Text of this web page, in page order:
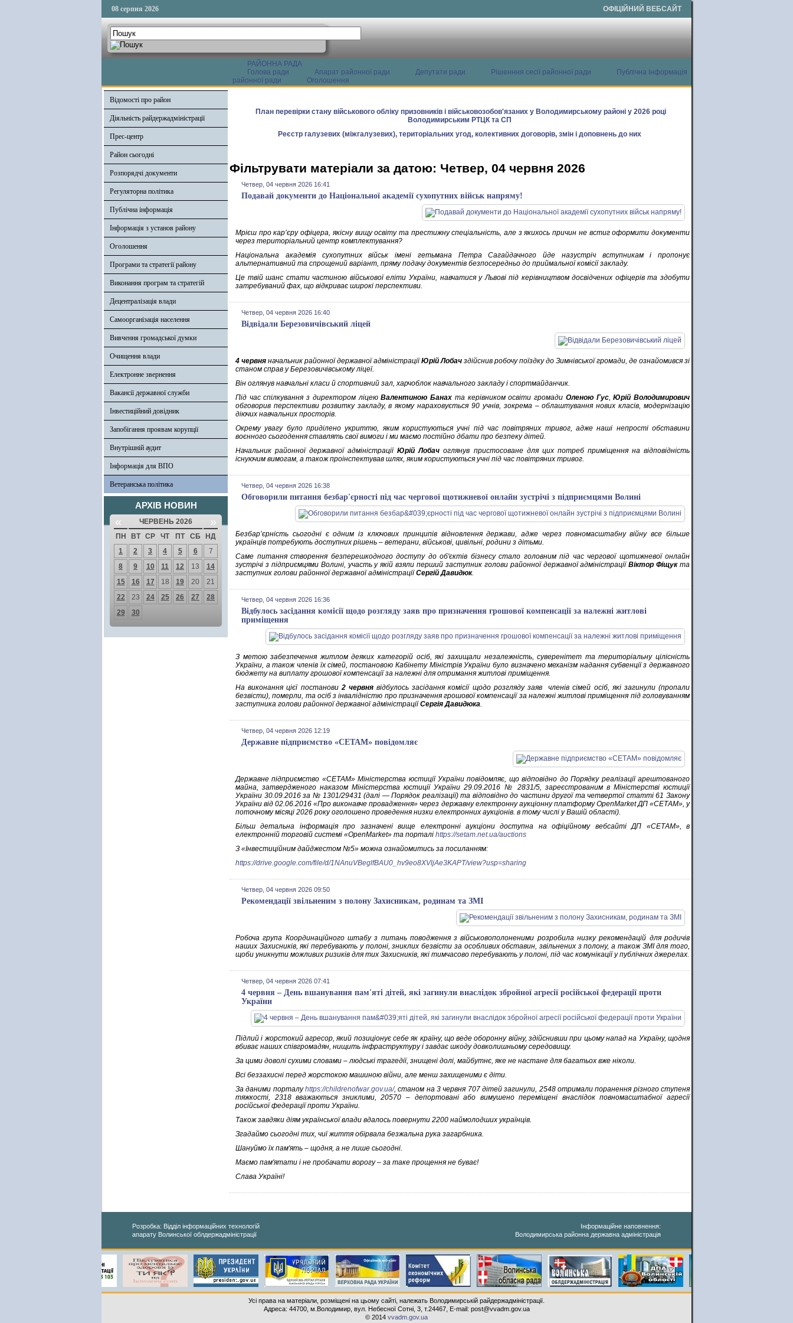
08 серпня 2026 ОФІЦІЙНИЙ ВЕБСАЙТ
РАЙОННА РАДА
Голова ради
Апарат районної ради Депутати ради Рішенння сесії районної ради
Публічна інформація
районної ради
Оголошення
Відомості про район
Діяльність райдержадміністрації
Прес-центр
Район сьогодні
Розпорядчі документи
Регуляторна політика
Публічна інформація
Інформація з установ району
Оголошення
Програми та стратегії району
Виконання програм та стратегій
Децентралізація влади
Самоорганізація населення
Вивчення громадської думки
Очищення влади
Електронне звернення
Вакансії державної служби
Інвестиційний довідник
Запобігання проявам корупції
Внутрішній аудит
Інформація для ВПО
Ветеранська політика
АРХІВ НОВИН
« ЧЕРВЕНЬ 2026 »
ПН ВТ СР ЧТ ПТ СБ
НД
1
2 3 4 5 6
7
8
9 10 11 12 13
14
15
16 17 18 19 20
21
22
23 24 25 26 27
28
29
30
План перевірки стану військового обліку призовників і військовозобов'язаних у Володимирському районі у 2026 році
Володимирським РТЦК та СП
Реєстр галузевих (міжгалузевих), територіальних угод, колективних договорів, змін і доповнень до них
Фільтрувати матеріали за датою: Четвер, 04 червня 2026
Четвер, 04 червня 2026 16:41
Подавай документи до Національної академії сухопутних військ напряму!
Мрієш про кар’єру офіцера, якісну вищу освіту та престижну спеціальність, але з якихось причин не встиг оформити документи
через територіальний центр комплектування?
Національна академія сухопутних військ імені гетьмана Петра Сагайдачного йде назустріч вступникам і пропонує
альтернативний та спрощений варіант, пряму подачу документів безпосередньо до приймальної комісії закладу.
Це твій шанс стати частиною військової еліти України, навчатися у Львові під керівництвом досвідчених офіцерів та здобути
затребуваний фах, що відкриває широкі перспективи.
Четвер, 04 червня 2026 16:40
Відвідали Березовичівський ліцей
4 червня начальник районної державної адміністраціїЮрій Лобач здійснив робочу поїздку до Зимнівської громади, де ознайомився зі
станом справ у Березовичівському ліцеї.
Він оглянув навчальні класи й спортивний зал, харчоблок навчального закладу і спортмайданчик.
Під час спілкування з директором ліцеюВалентиною Банах та керівником освіти громади Оленою Гус,Юрій Володимирович
обговорив перспективи розвитку закладу, в якому нараховується 90 учнів, зокрема – облаштування нових класів, модернізацію
діючих навчальних просторів.
Окрему увагу було приділено укриттю, яким користуються учні під час повітряних тривог, адже наші непрості обставини
воєнного сьогодення ставлять свої вимоги і ми маємо постійно дбати про безпеку дітей.
Начальник районної державної адміністраціїЮрій Лобач оглянув пристосоване для цих потреб приміщення на відповідність
існуючим вимогам, а також проінспектував шлях, яким користуються учні під час повітряних тривог.
Четвер, 04 червня 2026 16:38
Обговорили питання безбар'єрності під час чергової щотижневої онлайн зустрічі з підприємцями Волині
Безбар’єрність сьогодні є одним із ключових принципів відновлення держави, адже через повномасштабну війну все більше
українців потребують доступних рішень – ветерани, військові, цивільні, родини з дітьми.
Саме питання створення безперешкодного доступу до об'єктів бізнесу стало головним під час чергової щотижневої онлайн
зустрічі з підприємцями Волині, участь у якій взяли перший заступник голови районної державної адміністраціїВіктор Фіщукта
заступник голови районної державної адміністраціїСергій Давидюк.
Четвер, 04 червня 2026 16:36
Відбулось засідання комісії щодо розгляду заяв про призначення грошової компенсації за належні житлові
приміщення
З метою забезпечення житлом деяких категорій осіб, які захищали незалежність, суверенітет та територіальну цілісність
України, а також членів їх сімей, постановою Кабінету Міністрів України було визначено механізм надання субвенції з державного
бюджету на виплату грошової компенсації за належні для отримання житлові приміщення.
На виконання цієї постанови2 червнявідбулось засідання комісії щодо розгляду заяв членів сімей осіб, які загинули (пропали
безвісти), померли, та осіб з інвалідністю про призначення грошової компенсації за належні житлові приміщення під головуванням
заступника голови районної державної адміністраціїСергія Давидюка.
Четвер, 04 червня 2026 12:19
Державне підприємство «СЕТАМ» повідомляє
Державне підприємство «СЕТАМ» Міністерства юстиції України повідомляє, що відповідно до Порядку реалізації арештованого
майна, затвердженого наказом Міністерства юстиції України 29.09.2016 № 2831/5, зареєстрованим в Міністерстві юстиції
України 30.09.2016 за № 1301/29431 (далі — Порядок реалізації) та відповідно до частини другої та четвертої статті 61 Закону
України від 02.06.2016 «Про виконавче провадження» через державну електронну аукціонну платформу OpenMarket ДП «СЕТАМ», у
поточному місяці 2026 року оголошено проведення низки електронних аукціонів. в тому числі у Вашій області).
Більш детальна інформація про зазначені вище електронні аукціони доступна на офіційному вебсайті ДП «СЕТАМ», в
електронній торговій системі «OpenMarket» та порталі https://setam.net.ua/auctions
З «Інвестиційним дайджестом №5» можна ознайомитись за посиланням:
https://drive.google.com/file/d/1NAnuVBeglfBAU0_hv9eo8XVljAe3KAPT/view?usp=sharing
Четвер, 04 червня 2026 09:50
Рекомендації звільненим з полону Захисникам, родинам та ЗМІ
Робоча група Координаційного штабу з питань поводження з військовополоненими розробила низку рекомендацій для родичів
наших Захисників, які перебувають у полоні, зниклих безвісти за особливих обставин, звільнених з полону, а також ЗМІ для того,
щоби уникнути можливих ризиків для тих Захисників, які тимчасово перебувають у полоні, під час комунікації у публічних джерелах.
Четвер, 04 червня 2026 07:41
4 червня – День вшанування пам'яті дітей, які загинули внаслідок збройної агресії російської федерації проти
України
Підлий і жорстокий агресор, який позиціонує себе як країну, що веде оборонну війну, здійснивши при цьому напад на Україну, щодня
вбиває наших співгромадян, нищить інфраструктуру і завдає шкоду довколишньому середовищу.
За цими доволі сухими словами – людські трагедії, знищені долі, майбутнє, яке не настане для багатьох вже ніколи.
Всі беззахисні перед жорстокою машиною війни, але менш захищеними є діти.
За даними порталуhttps://childrenofwar.gov.ua/, станом на 3 червня 707 дітей загинули, 2548 отримали поранення різного ступеня
тяжкості, 2318 вважаються зниклими, 20570 – депортовані або вимушено переміщені внаслідок повномасштабної агресії
російської федерації проти України.
Також завдяки діям української влади вдалось повернути 2200 наймолодших українців.
Згадаймо сьогодні тих, чиї життя обірвала безжальна рука загарбника.
Шануймо їх пам'ять – щодня, а не лише сьогодні.
Маємо пам'ятати і не пробачати ворогу – за таке прощення не буває!
Слава Україні!
Розробка: Відділ інформаційних технологій
апарату Волинської облдержадміністрації
Інформаційне наповнення:
Володимирська районна державна адміністрація
Усі права на матеріали, розміщені на цьому сайті, належать Володимирській райдержадміністрації.
Адреса: 44700, м.Володимир, вул. Небесної Сотні, 3, т.24467, E-mail: post@vvadm.gov.ua
© 2014 vvadm.gov.ua